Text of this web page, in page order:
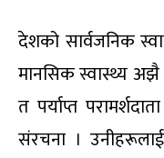
देशको सार्वजनिक
मानसिक स्वास्थ्य
त पर्याप्त
संरचना ।